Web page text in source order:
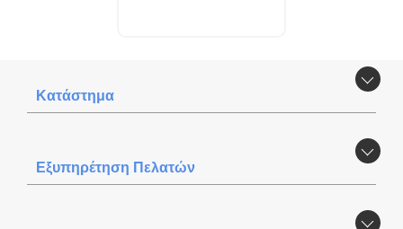
Κατάστημα
Εξυπηρέτηση Πελατών